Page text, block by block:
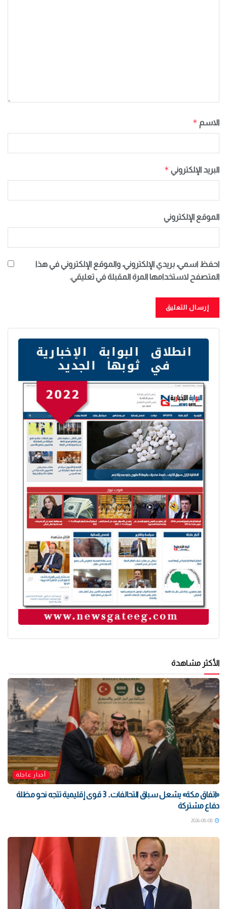
الاسم *
البريد الإلكتروني *
الموقع الإلكتروني
احفظ اسمي، بريدي الإلكتروني، والموقع الإلكتروني في هذا
المتصفح لاستخدامها المرة المقبلة في تعليقي.
الأكثر مشاهدة
أخبار عاجلة
«اتفاق مكة» يشعل سباق التحالفات.. 3 قوى إقليمية تتجه نحو مظلة
دفاع مشتركة